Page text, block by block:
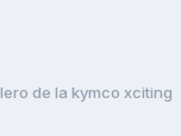
de la kymco xciting